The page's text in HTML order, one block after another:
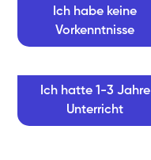
Ich habe keine
Vorkenntnisse
Ich hatte 1-3 Jahre
Unterricht